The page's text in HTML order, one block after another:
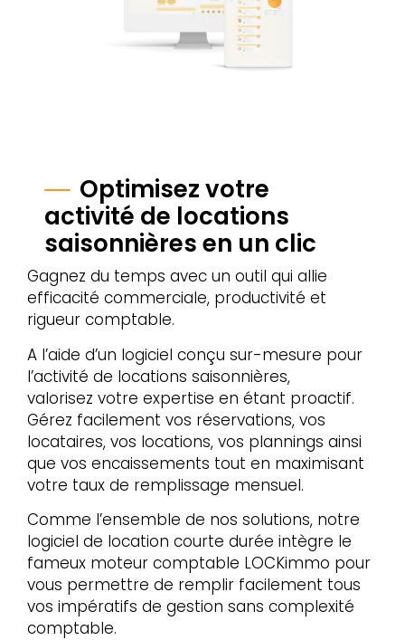
Optimisez votre
activité de locations
saisonnières en un clic
Gagnez du temps avec un outil qui allie
efficacité commerciale, productivité et
rigueur comptable.
A l’aide d’un logiciel conçu sur-mesure pour
l’activité de locations saisonnières,
valorisez votre expertise en étant proactif.
Gérez facilement vos réservations, vos
locataires, vos locations, vos plannings ainsi
que vos encaissements tout en maximisant
votre taux de remplissage mensuel.
Comme l’ensemble de nos solutions, notre
logiciel de location courte durée intègre le
fameux moteur comptable LOCKimmo pour
vous permettre de remplir facilement tous
vos impératifs de gestion sans complexité
comptable.